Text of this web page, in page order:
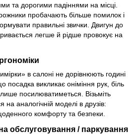
та дорогими падіннями на місці.
пробачають більше помилок і
правильні звички. Двигун до
легше й рідше провокує на
в салоні не дорівнюють годині
посадка викликає оніміння рук, біль
посилюватиметься. Візьміть
на аналогічній моделі в друзів:
комфорту та безпеки.
обслуговування / паркування